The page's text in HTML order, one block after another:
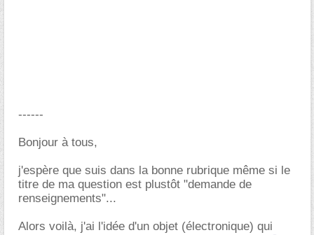
------
Bonjour à tous,
j'espère que suis dans la bonne rubrique même si le
titre de ma question est plustôt "demande de
renseignements"...
Alors voilà, j'ai l'idée d'un objet (électronique) qui